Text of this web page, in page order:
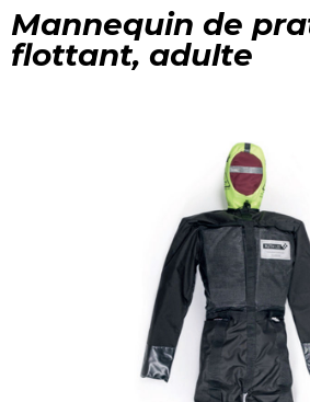
Mannequin de
flottant, adulte